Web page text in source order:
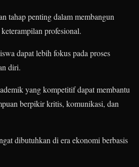
tahap penting dalam membangun
profesional.
dapat lebih fokus pada proses
diri.
yang kompetitif dapat membantu
berpikir kritis, komunikasi, dan
dibutuhkan di era ekonomi berbasis